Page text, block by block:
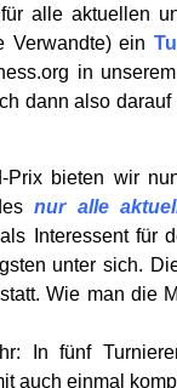
alle aktuellen
Verwandte) ein
in unserem
dann also
Prix bieten wir
nur alle
Interessent für
unter sich.
Wie man die
In fünf
auch einmal